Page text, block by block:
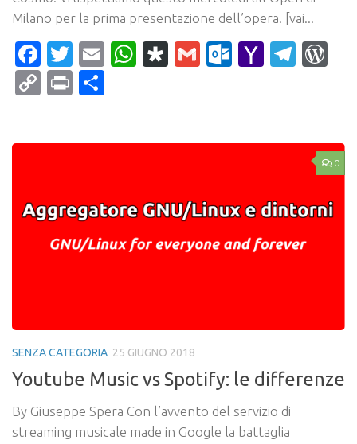
Milano per la prima presentazione dell’opera. [vai...
Facebook
Twitter
EmailWhatsApp
Diaspora
Gmail Yahoo
CopyPrint
0
SENZA CATEGORIA 25 GIUGNO 2018
Youtube Music vs Spotify: le differenze
By Giuseppe Spera Con l’avvento del servizio di
streaming musicale made in Google la battaglia